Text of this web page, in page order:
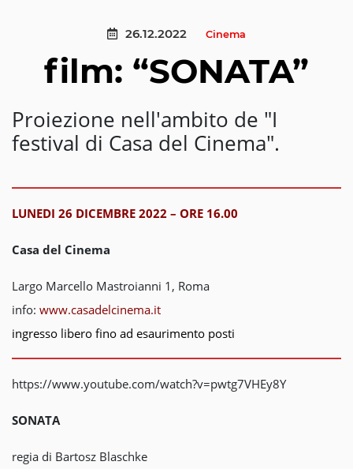
26.12.2022 Cinema
film: “SONATA”
Proiezione nell'ambito de "I
festival di Casa del Cinema".
LUNEDI 26 DICEMBRE 2022 – ORE 16.00
Casa del Cinema
Largo Marcello Mastroianni 1, Roma
info: www.casadelcinema.it
ingresso libero fino ad esaurimento posti
https://www.youtube.com/watch?v=pwtg7VHEy8Y
SONATA
regia di Bartosz Blaschke